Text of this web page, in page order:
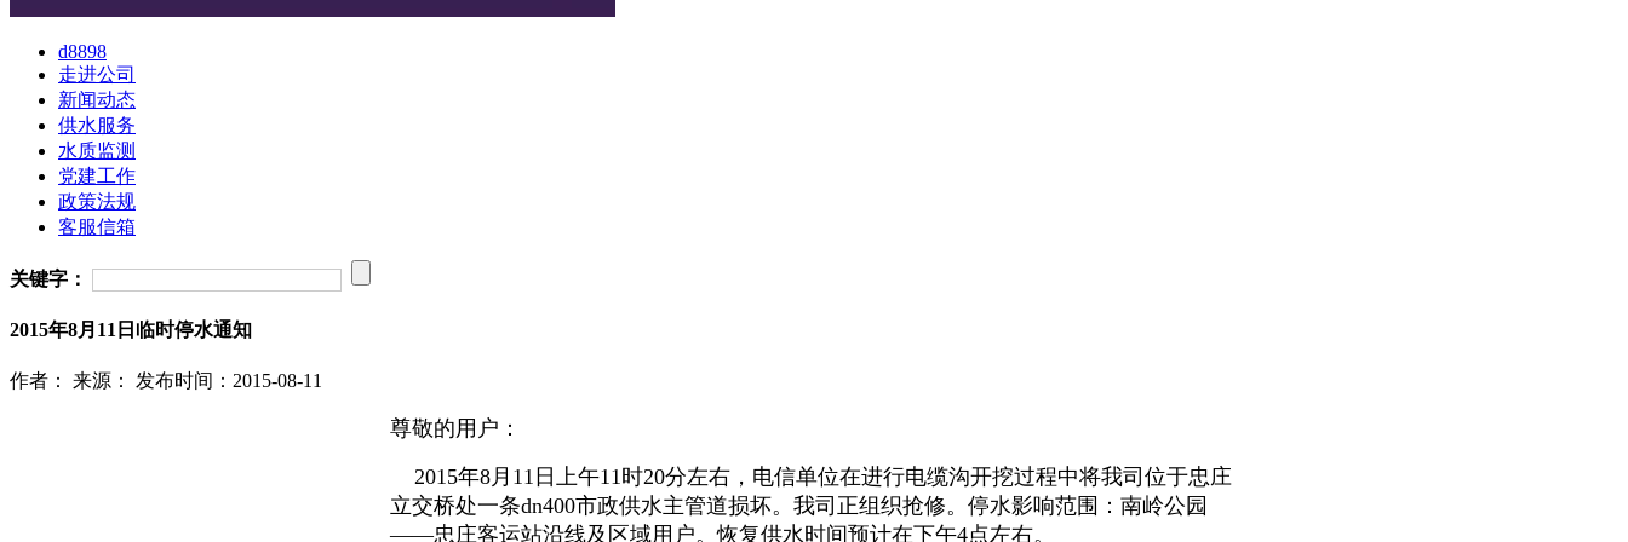
d8898
走进公司
新闻动态
供水服务
水质监测
党建工作
政策法规
客服信箱
关键字：
2015年8月11日临时停水通知
作者： 来源： 发布时间：2015-08-11
尊敬的用户：
2015年8月11日上午11时20分左右，电信单位在进行电缆沟开挖过程中将我司位于忠庄
立交桥处一条dn400市政供水主管道损坏。我司正组织抢修。停水影响范围：南岭公园
——忠庄客运站沿线及区域用户。恢复供水时间预计在下午4点左右。